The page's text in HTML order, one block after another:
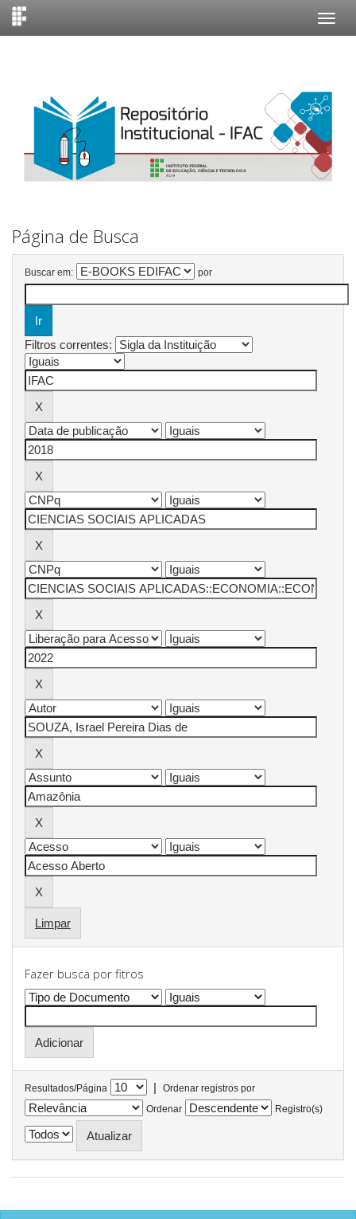
Página de Busca
Buscar em: por
Filtros correntes:
Limpar
Fazer busca por fitros
Resultados/Página |
Ordenar registros por
Ordenar
Registro(s)